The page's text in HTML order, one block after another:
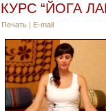
КУРС “ЙОГА
Печать | E-mail